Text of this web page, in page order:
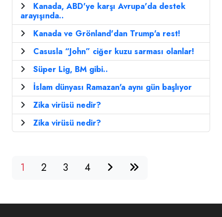
Kanada, ABD'ye karşı Avrupa'da destek
arayışında..
Kanada ve Grönland'dan Trump'a rest!
Casusla “John” ciğer kuzu sarması olanlar!
Süper Lig, BM gibi..
İslam dünyası Ramazan'a aynı gün başlıyor
Zika virüsü nedir?
Zika virüsü nedir?
1 2 3 4